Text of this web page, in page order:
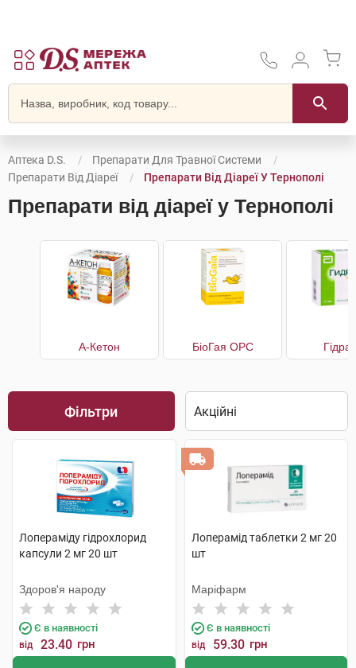
Аптека D.S.
Препарати Для Травної Системи
Препарати Від Діареї
Препарати Від Діареї У Тернополі
Препарати від діареї у Тернополі
А-Кетон БіоГая ОРС
Фільтри
Лопераміду гідрохлорид
капсули 2 мг 20 шт
Здоров'я народу
Є в наявності
від 23.40 грн
Лоперамід таблетки 2 мг 20
шт
Маріфарм
Є в наявності
від 59.30 грн